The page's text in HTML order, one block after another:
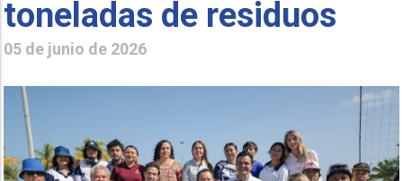
toneladas de residuos
05 de junio de 2026